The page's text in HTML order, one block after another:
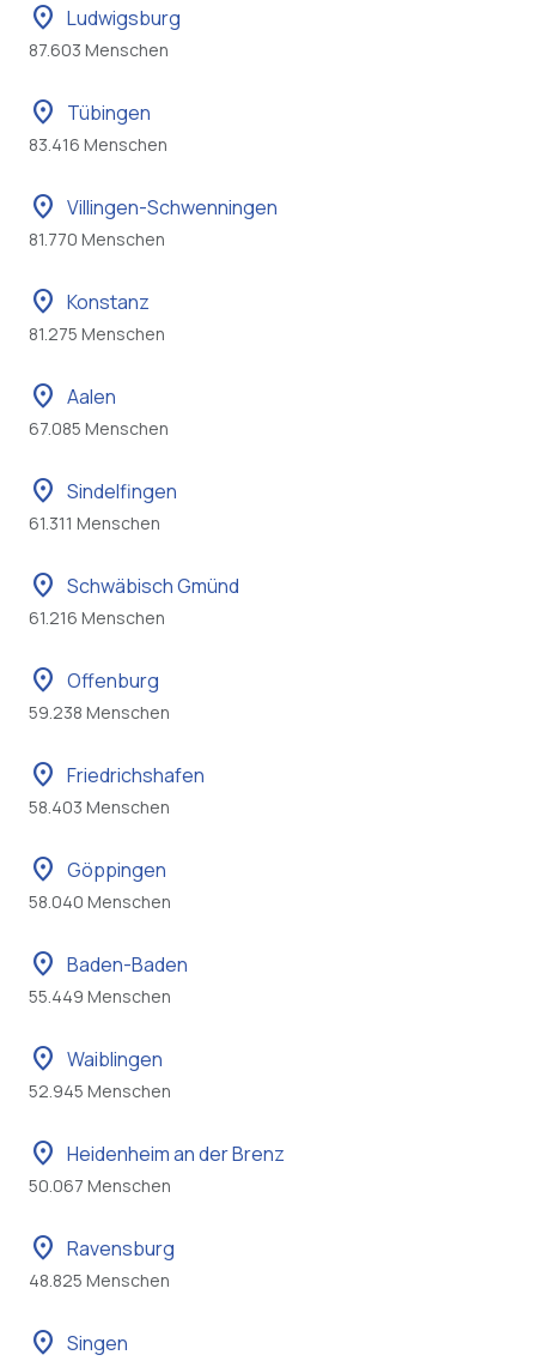
location_on Ludwigsburg
87.603 Menschen
location_on Tübingen
83.416 Menschen
location_on Villingen-Schwenningen
81.770 Menschen
location_on Konstanz
81.275 Menschen
location_on Aalen
67.085 Menschen
location_on Sindelfingen
61.311 Menschen
location_on Schwäbisch Gmünd
61.216 Menschen
location_on Offenburg
59.238 Menschen
location_on Friedrichshafen
58.403 Menschen
location_on Göppingen
58.040 Menschen
location_on Baden-Baden
55.449 Menschen
location_on Waiblingen
52.945 Menschen
location_on Heidenheim an der Brenz
50.067 Menschen
location_on Ravensburg
48.825 Menschen
location_on Singen